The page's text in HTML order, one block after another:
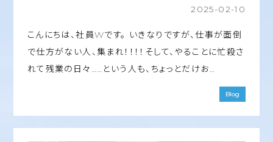
2025-02-10
こんにちは、社員Wです。 いきなりですが、仕事が面倒
で仕方がない人、集まれ！！！！そして、やることに忙殺さ
れて残業の日々……という人も、ちょっとだけお…
Blog